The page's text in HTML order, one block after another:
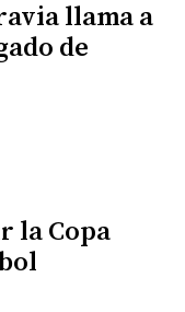
llama a
de
la Copa